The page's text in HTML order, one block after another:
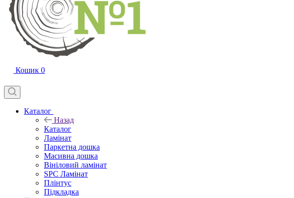
Кошик 0
Каталог
Назад
Каталог
Ламінат
Паркетна дошка
Масивна дошка
Вініловий ламінат
SPC Ламінат
Плінтус
Підкладка